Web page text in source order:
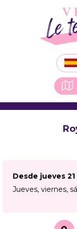
Desde jueves
Jueves, viernes,